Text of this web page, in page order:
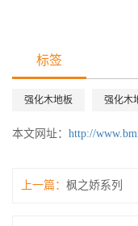
标签
强化木地板 强化木
本文网址： http://
上一篇： 枫之娇系列